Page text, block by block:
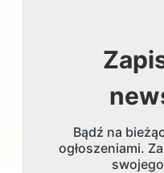
Bądź na
ogłoszeniami.